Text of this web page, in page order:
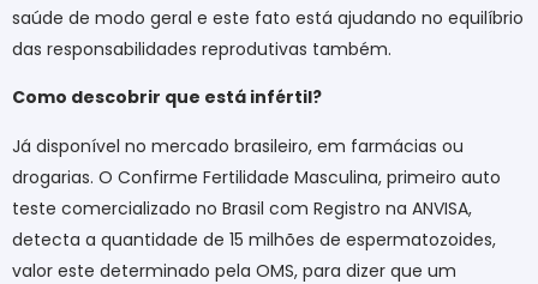
saúde de modo geral e este fato está ajudando no equilíbrio
das responsabilidades reprodutivas também.
Como descobrir que está infértil?
Já disponível no mercado brasileiro, em farmácias ou
drogarias. O Confirme Fertilidade Masculina, primeiro auto
teste comercializado no Brasil com Registro na ANVISA,
detecta a quantidade de 15 milhões de espermatozoides,
valor este determinado pela OMS, para dizer que um